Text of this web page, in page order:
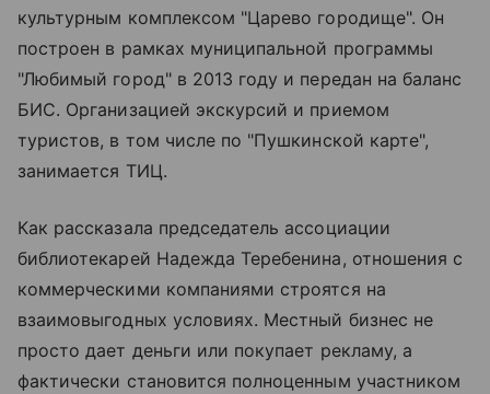
культурным комплексом "Царево городище". Он
построен в рамках муниципальной программы
"Любимый город" в 2013 году и передан на баланс
БИС. Организацией экскурсий и приемом
туристов, в том числе по "Пушкинской карте",
занимается ТИЦ.
Как рассказала председатель ассоциации
библиотекарей Надежда Теребенина, отношения с
коммерческими компаниями строятся на
взаимовыгодных условиях. Местный бизнес не
просто дает деньги или покупает рекламу, а
фактически становится полноценным участником